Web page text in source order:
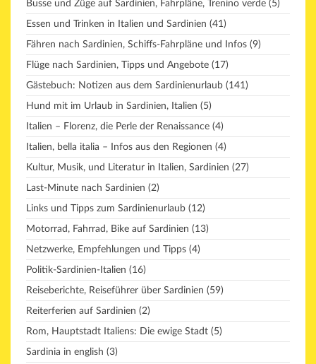
Busse und Züge auf Sardinien, Fahrpläne, Trenino verde (5)
Essen und Trinken in Italien und Sardinien (41)
Fähren nach Sardinien, Schiffs-Fahrpläne und Infos (9)
Flüge nach Sardinien, Tipps und Angebote (17)
Gästebuch: Notizen aus dem Sardinienurlaub (141)
Hund mit im Urlaub in Sardinien, Italien (5)
Italien – Florenz, die Perle der Renaissance (4)
Italien, bella italia – Infos aus den Regionen (4)
Kultur, Musik, und Literatur in Italien, Sardinien (27)
Last-Minute nach Sardinien (2)
Links und Tipps zum Sardinienurlaub (12)
Motorrad, Fahrrad, Bike auf Sardinien (13)
Netzwerke, Empfehlungen und Tipps (4)
Politik-Sardinien-Italien (16)
Reiseberichte, Reiseführer über Sardinien (59)
Reiterferien auf Sardinien (2)
Rom, Hauptstadt Italiens: Die ewige Stadt (5)
Sardinia in english (3)